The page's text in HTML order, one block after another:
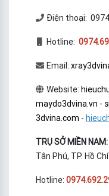
Điện thoại:
Hotline:
Email:
Website:
maydo3dvina.vn -
3dvina.com -
TRỤ SỞ MIỀN NAM:
Tân Phú, TP. Hồ
Hotline: